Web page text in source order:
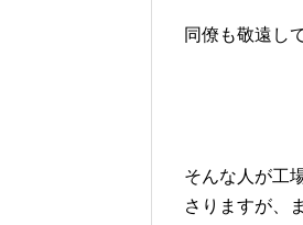
同僚も敬遠し
そんな人が工
さりますが、